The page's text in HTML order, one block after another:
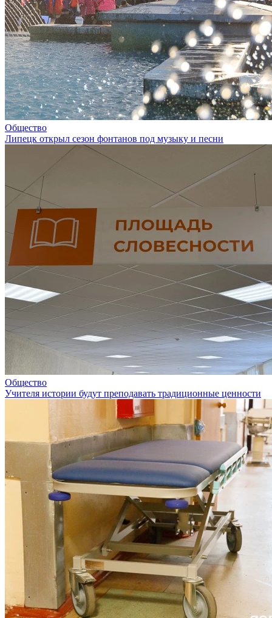
Общество
Липецк открыл сезон фонтанов под музыку и песни
Общество
Учителя истории будут преподавать традиционные ценности